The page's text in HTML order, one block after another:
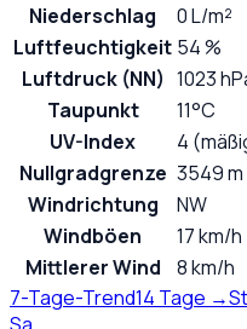
Niederschlag
0 L/m²
Luftfeuchtigkeit 54 %
Luftdruck (NN) 1023
Taupunkt
11°C
UV-Index
4
Nullgradgrenze 3549 m
Windrichtung
NW
Windböen
17 km/h
Mittlerer Wind
8 km/h
7-Tage-Trend14 Tage →